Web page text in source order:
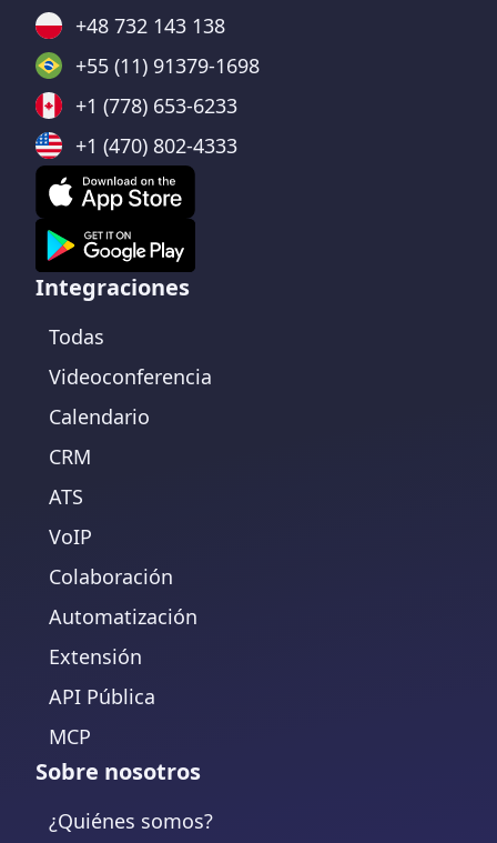
+48 732 143 138
+55 (11) 91379-1698
+1 (778) 653-6233
+1 (470) 802-4333
Integraciones
Todas
Videoconferencia
Calendario
CRM
ATS
VoIP
Colaboración
Automatización
Extensión
API Pública
MCP
Sobre nosotros
¿Quiénes somos?